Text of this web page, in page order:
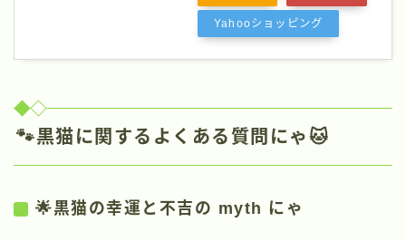
Yahooショッピング
🐾黒猫に関するよくある質問にゃ🐱
🌟黒猫の幸運と不吉の myth にゃ